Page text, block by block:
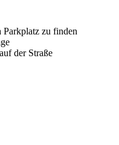
Parkplatz zu finden
der Straße